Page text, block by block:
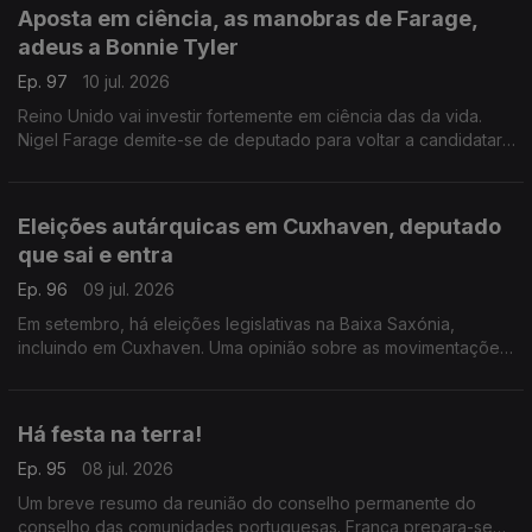
Aposta em ciência, as manobras de Farage,
adeus a Bonnie Tyler
Ep. 97
10 jul. 2026
Reino Unido vai investir fortemente em ciência das da vida.
Nigel Farage demite-se de deputado para voltar a candidatar-
Eleições autárquicas em Cuxhaven, deputado
que sai e entra
Ep. 96
09 jul. 2026
Em setembro, há eleições legislativas na Baixa Saxónia,
incluindo em Cuxhaven. Uma opinião sobre as movimentações
Há festa na terra!
Ep. 95
08 jul. 2026
Um breve resumo da reunião do conselho permanente do
conselho das comunidades portuguesas. França prepara-se